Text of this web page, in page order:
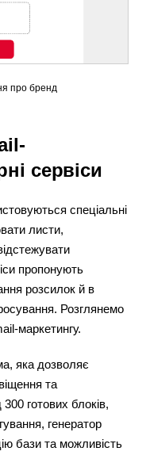
про бренд
сервіси
спеціальні
листи,
пропонують
розсилок й в
Розглянемо
маркетингу.
яка дозволяє
та
готових блоків,
генератор
бази та можливість